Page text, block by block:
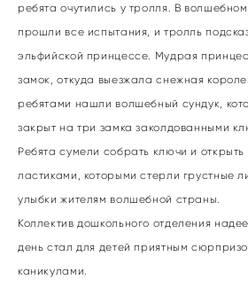
ребята очутились у тролля. В
прошли все испытания, и тролль
эльфийской принцессе. Мудрая
замок, откуда выезжала снежная
ребятами нашли волшебный сундук,
закрыт на три замка заколдованными
Ребята сумели собрать ключи и
ластиками, которыми стерли грустные
улыбки жителям волшебной страны.
Коллектив дошкольного отделения
день стал для детей приятным
каникулами.